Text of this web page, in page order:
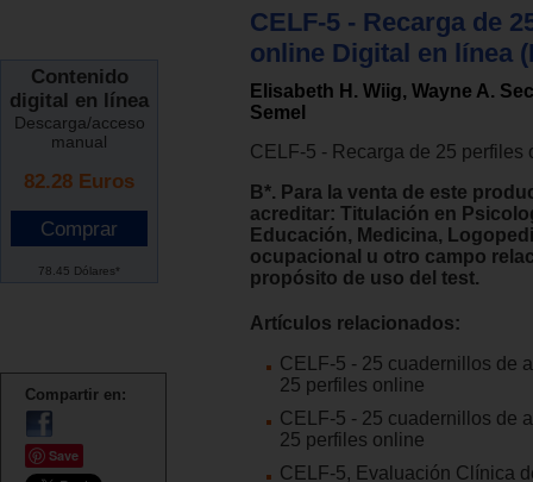
Contenido
digital en línea
Descarga/acceso
manual
82.28 Euros
78.45 Dólares*
Compartir en:
Save
CELF-5 - Recarga de
online Digital en línea
Elisabeth H. Wiig, Wayne A.
Semel
CELF-5 - Recarga de 25 perfiles
B*. Para la venta de este
acreditar: Titulación en
Educación, Medicina,
ocupacional u otro campo
propósito de uso del test.
Artículos relacionados:
CELF-5 - 25 cuadernillos de
25 perfiles online
CELF-5 - 25 cuadernillos de
25 perfiles online
CELF-5, Evaluación Clínica